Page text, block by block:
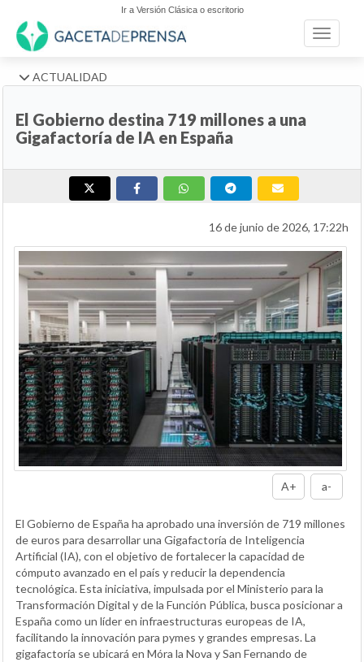
Ir a Versión Clásica o escritorio
Toggle
ACTUALIDAD
El Gobierno destina 719 millones a una
Gigafactoría de IA en España
16 de junio de 2026, 17:22h
A+ a-
El Gobierno de España ha aprobado una inversión de 719 millones
de euros para desarrollar una Gigafactoría de Inteligencia
Artificial (IA), con el objetivo de fortalecer la capacidad de
cómputo avanzado en el país y reducir la dependencia
tecnológica. Esta iniciativa, impulsada por el Ministerio para la
Transformación Digital y de la Función Pública, busca posicionar a
España como un líder en infraestructuras europeas de IA,
facilitando la innovación para pymes y grandes empresas. La
gigafactoría se ubicará en Móra la Nova y San Fernando de